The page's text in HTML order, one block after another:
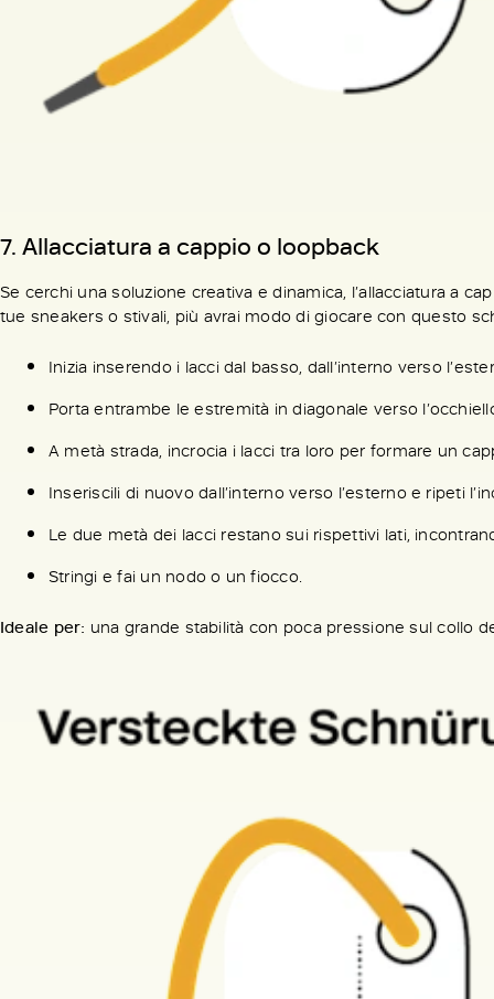
7. Allacciatura a cappio o loopback
Se cerchi una soluzione creativa e dinamica, l’allacciatura a
tue sneakers o stivali, più avrai modo di giocare con questo
Inizia inserendo i lacci dal basso, dall’interno verso
Porta entrambe le estremità in diagonale verso
A metà strada, incrocia i lacci tra loro per formare un
Inseriscili di nuovo dall’interno verso l’esterno e ripeti
Le due metà dei lacci restano sui rispettivi lati,
Stringi e fai un nodo o un fiocco.
Ideale per: una grande stabilità con poca pressione sul collo